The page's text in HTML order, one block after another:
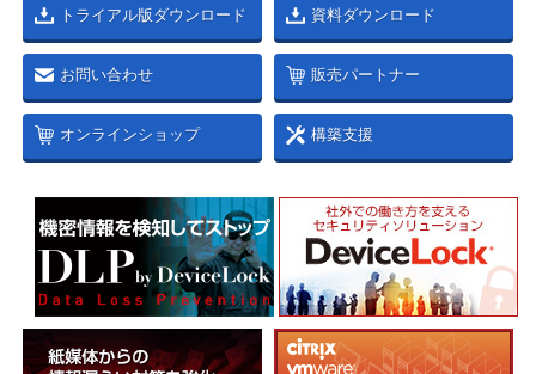
トライアル版ダウンロード 資料ダウンロード
お問い合わせ 販売パートナー
オンラインショップ 構築支援